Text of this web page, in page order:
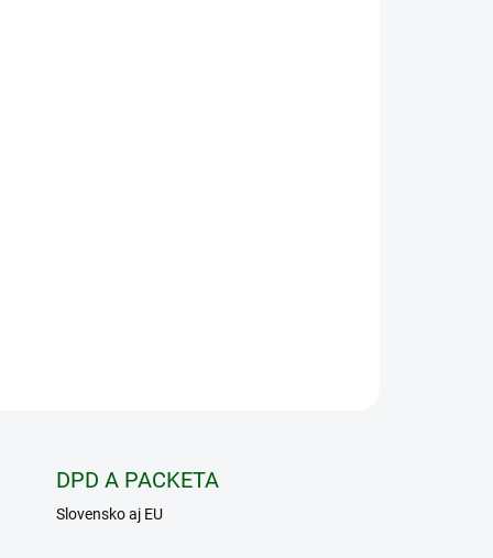
DPD A PACKETA
Slovensko aj EU